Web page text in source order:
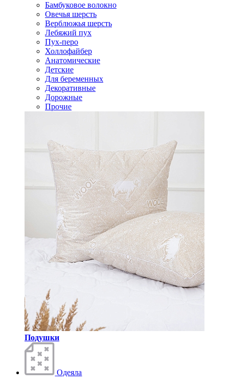
Бамбуковое волокно
Овечья шерсть
Верблюжья шерсть
Лебяжий пух
Пух-перо
Холлофайбер
Анатомические
Детские
Для беременных
Декоративные
Дорожные
Прочие
Подушки
Одеяла